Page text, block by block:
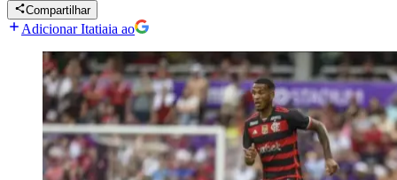
Compartilhar
Adicionar Itatiaia ao